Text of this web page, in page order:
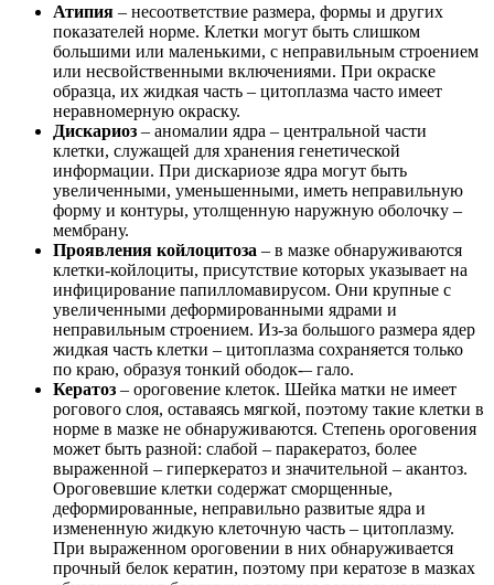
Атипия – несоответствие размера, формы и других
показателей норме. Клетки могут быть слишком
большими или маленькими, с неправильным строением
или несвойственными включениями. При окраске
образца, их жидкая часть – цитоплазма часто имеет
неравномерную окраску.
Дискариоз – аномалии ядра – центральной части
клетки, служащей для хранения генетической
информации. При дискариозе ядра могут быть
увеличенными, уменьшенными, иметь неправильную
форму и контуры, утолщенную наружную оболочку –
мембрану.
Проявления койлоцитоза – в мазке обнаруживаются
клетки-койлоциты, присутствие которых указывает на
инфицирование папилломавирусом. Они крупные с
увеличенными деформированными ядрами и
неправильным строением. Из-за большого размера ядер
жидкая часть клетки – цитоплазма сохраняется только
по краю, образуя тонкий ободок-– гало.
Кератоз – ороговение клеток. Шейка матки не имеет
рогового слоя, оставаясь мягкой, поэтому такие клетки в
норме в мазке не обнаруживаются. Степень ороговения
может быть разной: слабой – паракератоз, более
выраженной – гиперкератоз и значительной – акантоз.
Ороговевшие клетки содержат сморщенные,
деформированные, неправильно развитые ядра и
измененную жидкую клеточную часть – цитоплазму.
При выраженном ороговении в них обнаруживается
прочный белок кератин, поэтому при кератозе в мазках